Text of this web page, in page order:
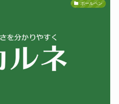
ボールペン